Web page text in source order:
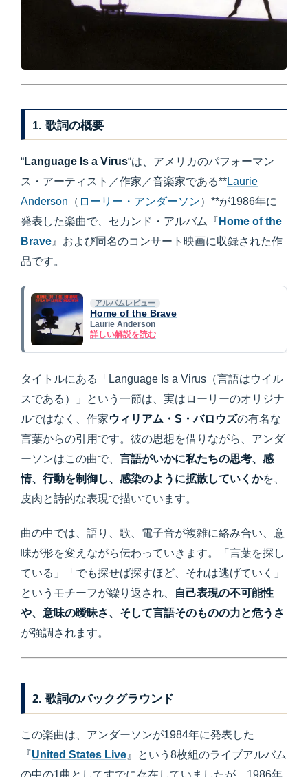
1. 歌詞の概要
“Language Is a Virus“は、アメリカのパフォーマン
ス・アーティスト／作家／音楽家である**Laurie
Anderson （ ローリー・アンダーソン）**が1986年に
発表した楽曲で、セカンド・アルバム『 Home of the
Brave 』および同名のコンサート映画に収録された作
品です。
アルバムレビュー
Home of the Brave
Laurie Anderson
詳しい解説を読む
タイトルにある「Language Is a Virus（言語はウイル
スである）」という一節は、実はローリーのオリジナ
ルではなく、作家ウィリアム・S・バロウズの有名な
言葉からの引用です。彼の思想を借りながら、アンダ
ーソンはこの曲で、 言語がいかに私たちの思考、感
情、行動を制御し、感染のように拡散していくかを、
皮肉と詩的な表現で描いています。
曲の中では、語り、歌、電子音が複雑に絡み合い、意
味が形を変えながら伝わっていきます。「言葉を探し
ている」「でも探せば探すほど、それは逃げていく」
というモチーフが繰り返され、
自己表現の不可能性
や、意味の曖昧さ、そして言語そのものの力と危うさ
が強調されます。
2. 歌詞のバックグラウンド
この楽曲は、アンダーソンが1984年に発表した
『United States Live 』という8枚組のライブアルバム
の中の1曲としてすでに存在していましたが、1986年